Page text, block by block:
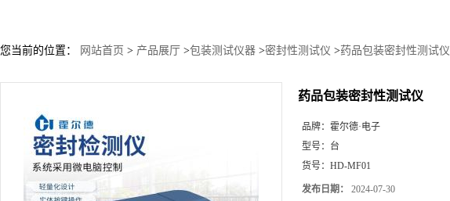
您当前的位置： 网站首页 > 产品展厅 >包装测试仪器 >密封性测试仪 >药品包装密封性测试仪
药品包装密封性测试仪
品牌： 霍尔德·电子
型号： 台
货号： HD-MF01
发布日期： 2024-07-30